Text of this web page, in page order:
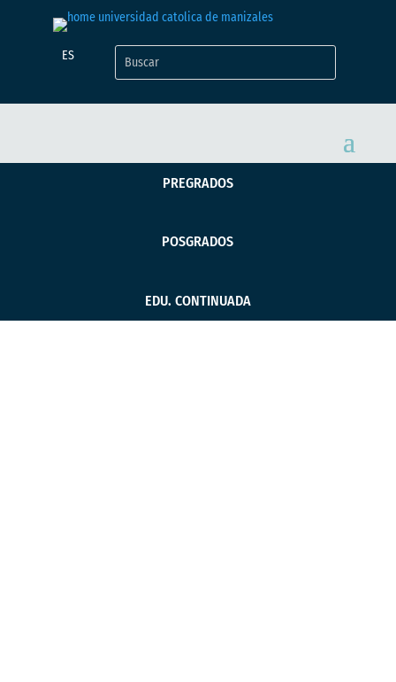
ES
PREGRADOS
POSGRADOS
EDU. CONTINUADA